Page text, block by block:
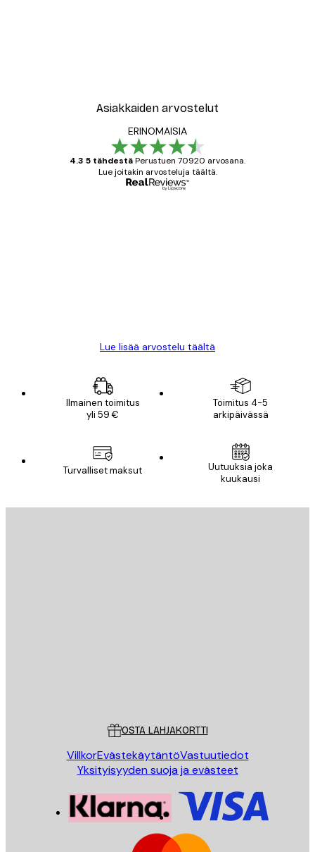
Asiakkaiden arvostelut
ERINOMAISIA
4.3 5 tähdestäPerustuen 70920 arvosana.
Lue joitakin arvosteluja täältä.
Lue lisää arvostelu täältä
Ilmainen toimitus
yli 59 €
Toimitus 4-5
arkipäivässä
Turvalliset maksut
Uutuuksia joka
kuukausi
OSTA LAHJAKORTTI
VillkorEvästekäytäntöVastuutiedot
Yksityisyyden suoja ja evästeet